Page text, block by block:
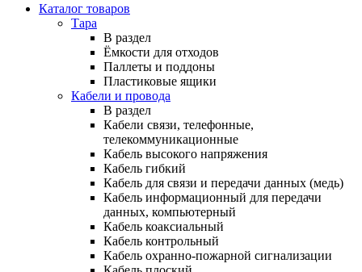
Каталог товаров
Тара
В раздел
Ёмкости для отходов
Паллеты и поддоны
Пластиковые ящики
Кабели и провода
В раздел
Кабели связи, телефонные,
телекоммуникационные
Кабель высокого напряжения
Кабель гибкий
Кабель для связи и передачи данных (медь)
Кабель информационный для передачи
данных, компьютерный
Кабель коаксиальный
Кабель контрольный
Кабель охранно-пожарной сигнализации